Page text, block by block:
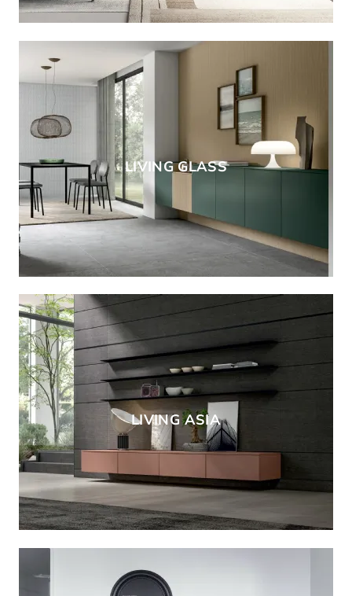
LIVING GLASS
LIVING ASIA